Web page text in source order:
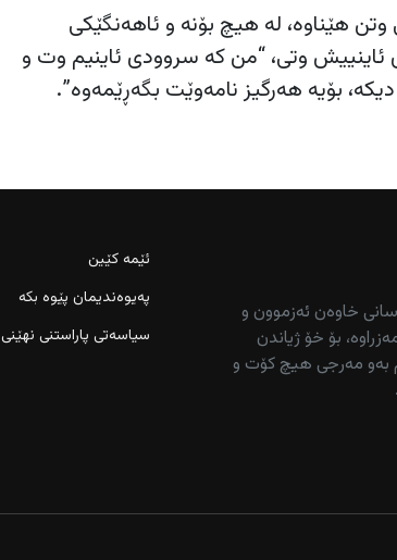
هێناوە، لە هیچ بۆنە و ئاهەنگێکی
ئاینییش وتی، “من کە سروودی ئاینیم وت و
بۆیە هەرگیز نامەوێت بگەڕێمەوە”.
خاوەن ئەزموون و
بۆ خۆ ژیاندن
بەو مەرجی هیچ کۆت و
ئێمە کێین
پەیوەندیمان پێوە بکە
سیاسەتی پاراستنی نهێنی